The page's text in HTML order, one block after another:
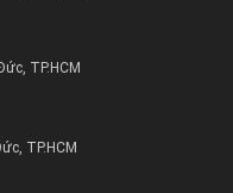
lại lợi ích gì ?
chạy theo công việc
những căn bệnh, sự mệt
TP.HCM
TP.HCM